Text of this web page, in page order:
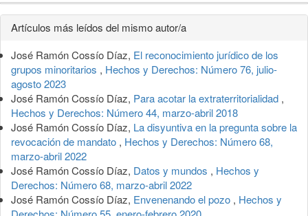
Detalles
del
artículo
Artículos más leídos del mismo autor/a
José Ramón Cossío Díaz, El reconocimiento jurídico de los
grupos minoritarios , Hechos y Derechos: Número 76, julio-
agosto 2023
José Ramón Cossío Díaz, Para acotar la extraterritorialidad ,
Hechos y Derechos: Número 44, marzo-abril 2018
José Ramón Cossío Díaz, La disyuntiva en la pregunta sobre la
revocación de mandato , Hechos y Derechos: Número 68,
marzo-abril 2022
José Ramón Cossío Díaz, Datos y mundos , Hechos y
Derechos: Número 68, marzo-abril 2022
José Ramón Cossío Díaz, Envenenando el pozo , Hechos y